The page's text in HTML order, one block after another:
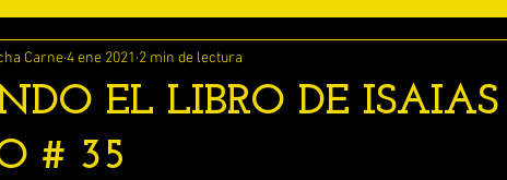
VARIOS LAS CARTAS DE SHAUL
LAS PALABRAS DEL DISCIPULO JUAN
EL LIBRO DE ISAIAS
# 35
Carne4 ene 2021 2 min de lectura